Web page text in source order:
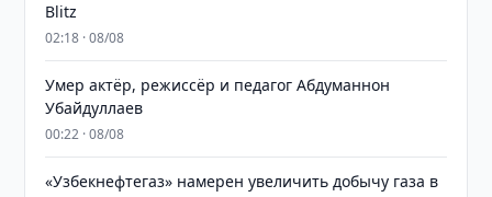
Blitz
02:18 · 08/08
Умер актёр, режиссёр и педагог Абдуманнон
Убайдуллаев
00:22 · 08/08
«Узбекнефтегаз» намерен увеличить добычу газа в